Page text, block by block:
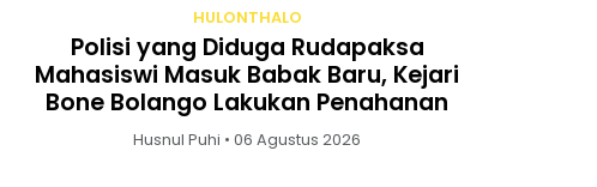
HULONTHALO
Polisi yang Diduga Rudapaksa
Mahasiswi Masuk Babak Baru, Kejari
Bone Bolango Lakukan Penahanan
Husnul Puhi • 06 Agustus 2026